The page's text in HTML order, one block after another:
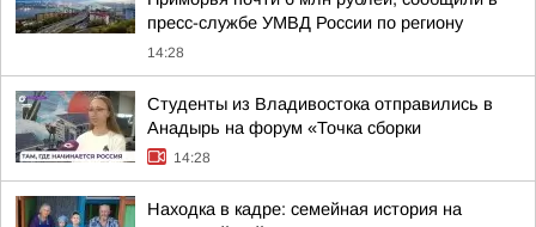
пресс-службе УМВД России по региону
14:28
Студенты из Владивостока отправились в
Анадырь на форум «Точка сборки
14:28
Находка в кадре: семейная история на